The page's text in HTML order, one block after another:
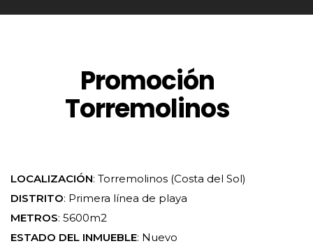
Promoción
Torremolinos
LOCALIZACIÓN: Torremolinos (Costa del Sol)
DISTRITO: Primera línea de playa
METROS: 5600m2
ESTADO DEL INMUEBLE: Nuevo